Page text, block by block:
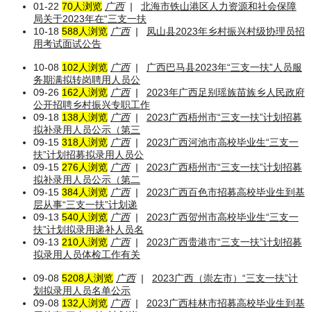
01-22 70人浏览 广西|
北海市铁山港区人力资源和社会保障
局关于2023年在“三支一扶
10-18 588人浏览 广西|
凤山县2023年乡村振兴村级协理员招
用考试面试公告
10-08 102人浏览 广西|
广西巴马县2023年“三支一扶”人员服
务期满拟转岗聘用人员公
09-26 162人浏览 广西|
2023年广西足别瑶族苗族乡人民政府
公开招聘乡村振兴专职工作
09-18 138人浏览 广西|
2023广西梧州市“三支一扶”计划招募
拟补录用人员公示（第三
09-15 318人浏览 广西|
2023广西河池市高校毕业生“三支一
扶”计划招募拟录用人员公
09-15 276人浏览 广西|
2023广西梧州市“三支一扶”计划招募
拟补录用人员公示（第二
09-15 384人浏览 广西|
2023广西百色市招募高校毕业生到基
层从事“三支一扶”计划递
09-13 540人浏览 广西|
2023广西贺州市高校毕业生“三支一
扶”计划拟录用递补人员名
09-13 210人浏览 广西|
2023广西贵港市“三支一扶”计划招募
拟录用人员体检工作有关
09-08 5208人浏览 广西|
2023广西（崇左市）“三支一扶”计
划拟录用人员名单公示
09-08 132人浏览 广西|
2023广西桂林市招募高校毕业生到基